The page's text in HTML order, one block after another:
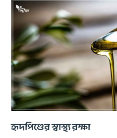
হৃদপিণ্ডের স্বাস্থ্য রক্ষা